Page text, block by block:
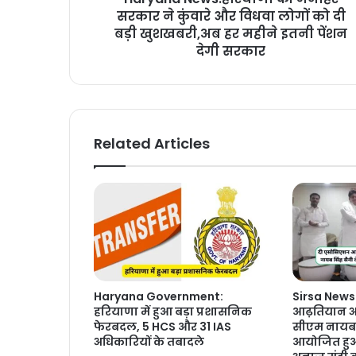
सरकार ने कुंवारे और विधवा लोगों को दी
बड़ी खुशखबरी,अब हर महीने इतनी पेंशन
देगी सरकार
Related Articles
Haryana Government:
हरियाणा में हुआ बड़ा प्रशासनिक
फेरबदल, 5 HCS और 31 IAS
अधिकारियों के तबादले
Sirsa
आढ़तियान
सीएम
आयोजित